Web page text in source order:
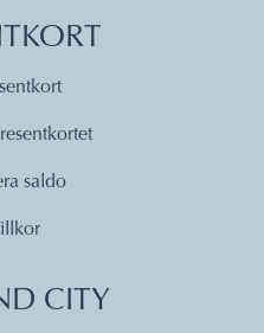
saldo
CITY